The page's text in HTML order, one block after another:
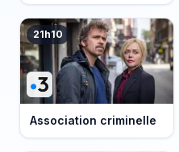
21h10
Association criminelle